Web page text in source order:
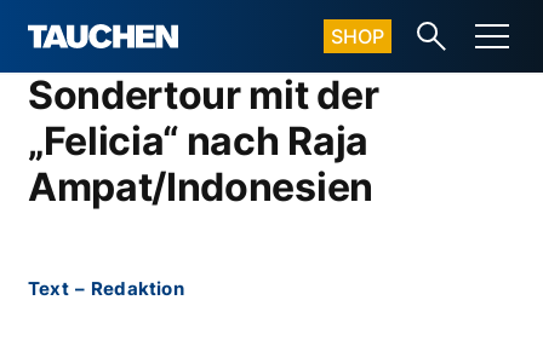
SHOP
Sondertour mit der
„Felicia“ nach Raja
Ampat/Indonesien
Text – Redaktion